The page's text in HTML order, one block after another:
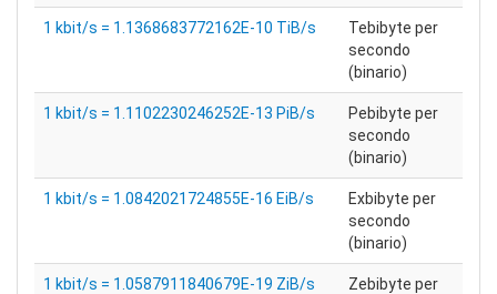
1 kbit/s = 1.1368683772162E-10 TiB/s
Tebibyte per
secondo
(binario)
1 kbit/s = 1.1102230246252E-13 PiB/s
Pebibyte per
secondo
(binario)
1 kbit/s = 1.0842021724855E-16 EiB/s
Exbibyte per
secondo
(binario)
1 kbit/s = 1.0587911840679E-19 ZiB/s
Zebibyte per